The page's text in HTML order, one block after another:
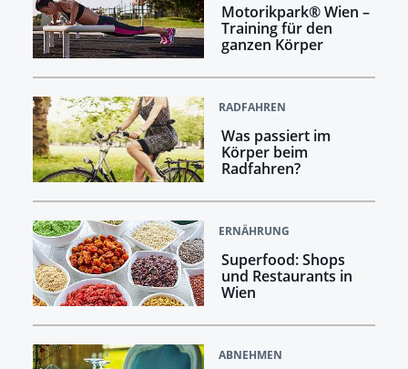
Motorikpark® Wien –
Training für den
ganzen Körper
RADFAHREN
Was passiert im
Körper beim
Radfahren?
ERNÄHRUNG
Superfood: Shops
und Restaurants in
Wien
ABNEHMEN